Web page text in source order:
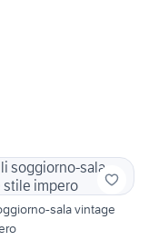
sala vintage